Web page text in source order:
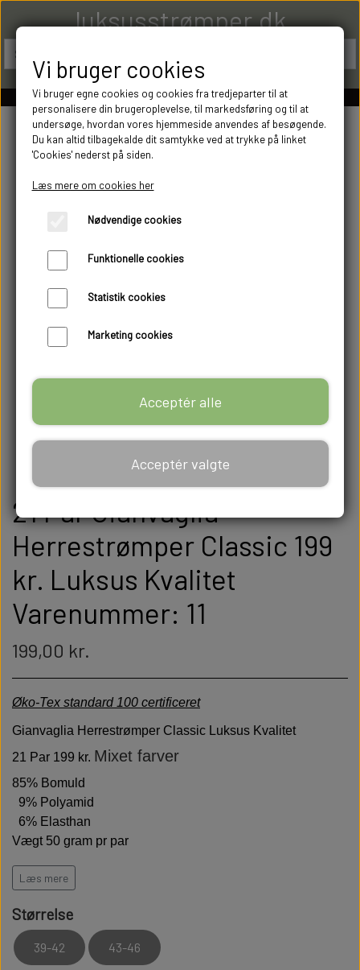
luksusstrømper.dk
21 Par Gianvaglia
Herrestrømper Classic 199
kr. Luksus Kvalitet
Varenummer: 11
199,00 kr.
Øko-Tex standard 100 certificeret
Gianvaglia Herrestrømper Classic Luksus Kvalitet
21 Par 199 kr. Mixet farver
85% Bomuld
9% Polyamid
6% Elasthan
Vægt 50 gram pr par
GIANVAGLIA står for italiensk moderigtigt og funktionelt
Luksus strømper.
bæredygtighed.
Høj kvalitet er bløde behagelige og holdbare
Modstandsdygtige over for slid
Læs mere
Størrelse
39-42 43-46
Vi bruger cookies
Vi bruger egne cookies og cookies fra tredjeparter til at
personalisere din brugeroplevelse, til markedsføring og til at
undersøge, hvordan vores hjemmeside anvendes af besøgende.
Du kan altid tilbagekalde dit samtykke ved at trykke på linket
'Cookies' nederst på siden.
Læs mere om cookies her
Nødvendige cookies
Funktionelle cookies
Statistik cookies
Marketing cookies
Acceptér alle
Acceptér valgte